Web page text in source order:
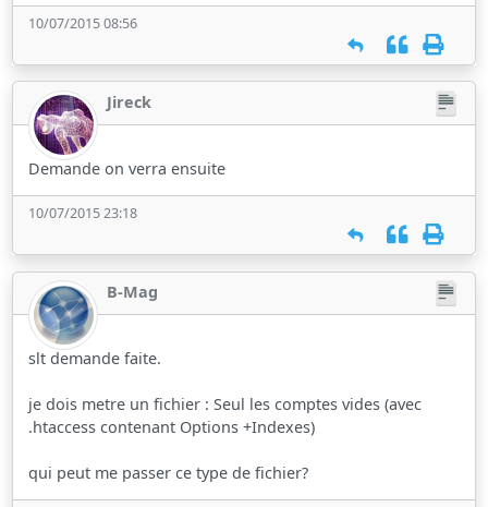
10/07/2015 08:56
Jireck
Demande on verra ensuite
10/07/2015 23:18
B-Mag
slt demande faite.
je dois metre un fichier : Seul les comptes vides (avec
.htaccess contenant Options +Indexes)
qui peut me passer ce type de fichier?